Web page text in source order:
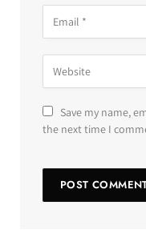
Save my name,
the next time I